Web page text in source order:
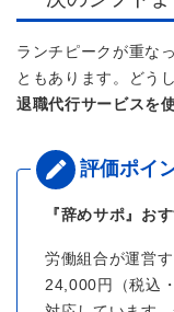
ランチピークが重な
ともあります。どう
退職代行サービスを
『辞めサポ』お
労働組合が運営
24,000円（税込